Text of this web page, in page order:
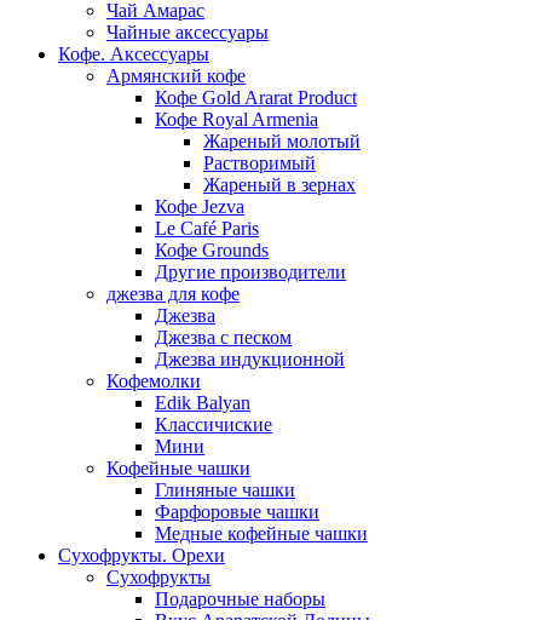
Чай Амарас
Чайные аксессуары
Кофе. Аксессуары
Армянский кофе
Кофе Gold Ararat Product
Кофе Royal Armenia
Жареный молотый
Растворимый
Жареный в зернах
Кофе Jezva
Le Café Paris
Кофе Grounds
Другие производители
джезва для кофе
Джезва
Джезва с песком
Джезва индукционной
Кофемолки
Edik Balyan
Классичиские
Мини
Кофейные чашки
Глиняные чашки
Фарфоровые чашки
Медные кофейные чашки
Сухофрукты. Орехи
Сухофрукты
Подарочные наборы